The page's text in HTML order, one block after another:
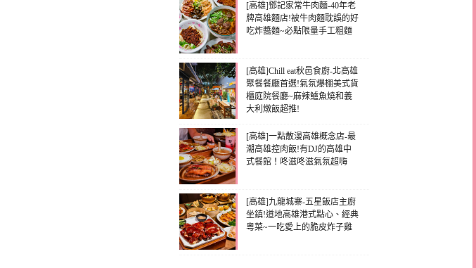
[高雄]鄧記家常牛肉麵-40年老
牌高雄麵店!被牛肉麵耽誤的好
吃炸醬麵~必點限量手工粗麵
[高雄]Chill eat秋邑食廚-北高雄
聚餐餐廳首選!氣氛爆棚美式貨
櫃庭院餐廳~麻辣鱸魚燒和義
大利燉飯超推!
[高雄]一點散漫高雄概念店-最
潮高雄控肉飯!有DJ的高雄中
式餐館！咚滋咚滋氣氛超嗨
[高雄]九龍城寨-五星飯店主廚
坐鎮!道地高雄港式點心、經典
粵菜~一吃愛上的脆皮炸子雞